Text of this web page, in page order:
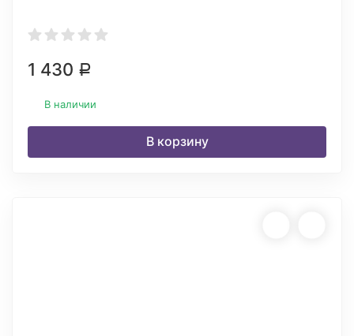
1 430 Р
В наличии
В корзину